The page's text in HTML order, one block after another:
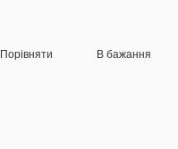
Порівняти В бажання